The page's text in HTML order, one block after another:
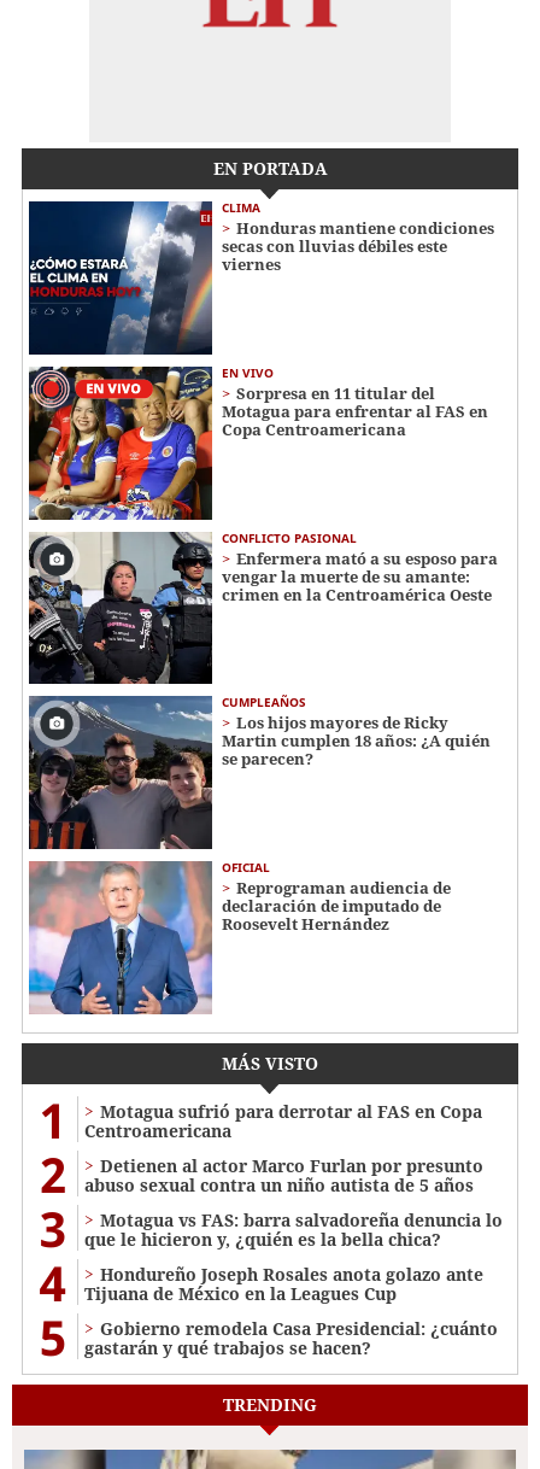
EN PORTADA
CLIMA
Honduras mantiene condiciones
secas con lluvias débiles este
viernes
EN VIVO
Sorpresa en 11 titular del
Motagua para enfrentar al FAS en
Copa Centroamericana
CONFLICTO PASIONAL
Enfermera mató a su esposo para
vengar la muerte de su amante:
crimen en la Centroamérica Oeste
CUMPLEAÑOS
Los hijos mayores de Ricky
Martin cumplen 18 años: ¿A quién
se parecen?
OFICIAL
Reprograman audiencia de
declaración de imputado de
Roosevelt Hernández
MÁS VISTO
1
Motagua sufrió para derrotar al FAS en Copa
Centroamericana
2
Detienen al actor Marco Furlan por presunto
abuso sexual contra un niño autista de 5 años
3
Motagua vs FAS: barra salvadoreña denuncia lo
que le hicieron y, ¿quién es la bella chica?
4
Hondureño Joseph Rosales anota golazo ante
Tijuana de México en la Leagues Cup
5
Gobierno remodela Casa Presidencial: ¿cuánto
gastarán y qué trabajos se hacen?
TRENDING